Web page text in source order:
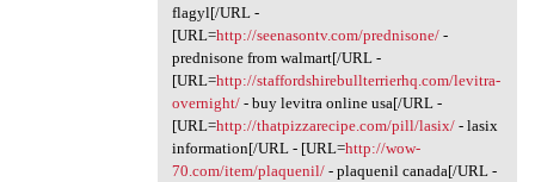
flagyl[/URL -
[URL=http://seenasontv.com/prednisone/-
prednisone from walmart[/URL -
[URL=http://staffordshirebullterrierhq.com/levitra-
overnight/- buy levitra online usa[/URL -
[URL=http://thatpizzarecipe.com/pill/lasix/- lasix
information[/URL - [URL=http://wow-
70.com/item/plaquenil/- plaquenil canada[/URL -